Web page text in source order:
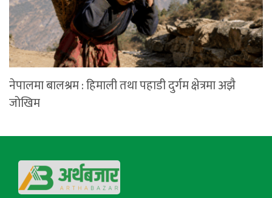
नेपालमा बालश्रम : हिमाली तथा पहाडी दुर्गम क्षेत्रमा अझै
जोखिम